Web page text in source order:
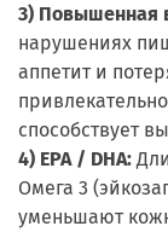
3) Повышенная
нарушениях
аппетит и
способствует
4) EPA / DHA:
Омега 3
уменьшают